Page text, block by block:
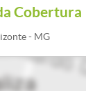
Cobertura
- MG